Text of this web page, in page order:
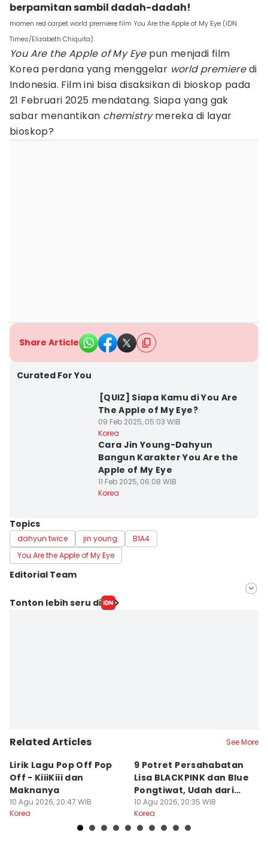
berpamitan sambil dadah-dadah!
momen red carpet world premiere film You Are the Apple of My Eye (IDN
Times/Elizabeth Chiquita)
You Are the Apple of My Eyepun menjadi film
Korea perdana yang menggelar world premieredi
Indonesia. Film ini bisa disaksikan di bioskop pada
21 Februari 2025 mendatang. Siapa yang gak
sabar menantikan chemistrymereka di layar
bioskop?
Share Article
Curated For You
⁠⁠⁠⁠⁠⁠[QUIZ] Siapa Kamu di You Are
The Apple of My Eye?
09 Feb 2025, 05:03 WIB
Korea
Cara Jin Young-Dahyun
Bangun Karakter You Are the
Apple of My Eye
11 Feb 2025, 06:08 WIB
Korea
Topics
dahyun twice jin young
B1A4
You Are the Apple of My Eye
Editorial Team
Editor
Tonton lebih seru di
Related Articles See More
Lirik Lagu Pop Off Pop
Off - KiiiKiii dan
Maknanya
10 Agu 2026, 20:47 WIB
Korea
9 Potret Persahabatan
Lisa BLACKPINK dan Blue
Pongtiwat, Udah dari
Dulu
10 Agu 2026, 20:35 WIB
Korea